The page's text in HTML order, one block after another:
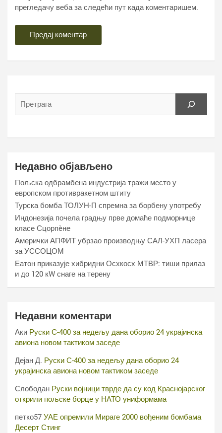
прегледачу веба за следећи пут када коментаришем.
Недавно објављено
Пољска одбрамбена индустрија тражи место у
европском противракетном штиту
Турска бомба ТОЛУН-П спремна за борбену употребу
Индонезија почела градњу прве домаће подморнице
класе Сцорпèне
Амерички АПФИТ убрзао производњу САЛ-УХП ласера
за УССОЦОМ
Еатон приказује хибридни Осхкосх МТВР: тиши прилаз
и до 120 кW снаге на терену
Недавни коментари
Аки Руски С-400 за недељу дана оборио 24 украјинска
авиона новом тактиком заседе
Дејан Д. Руски С-400 за недељу дана оборио 24
украјинска авиона новом тактиком заседе
Слободан Руски војници тврде да су код Краснојарског
открили пољске борце у НАТО униформама
петко57 УАЕ опремили Мираге 2000 вођеним бомбама
Десерт Стинг